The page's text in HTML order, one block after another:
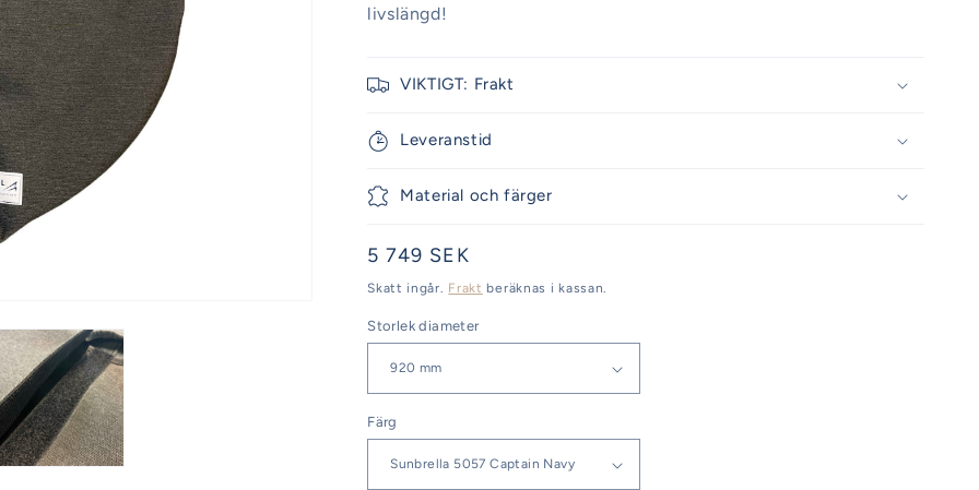
livslängd!
VIKTIGT: Frakt
Leveranstid
Material och färger
Ordinarie
pris
5 749 SEK
Skatt ingår. Frakt beräknas i kassan.
Storlek diameter
Färg